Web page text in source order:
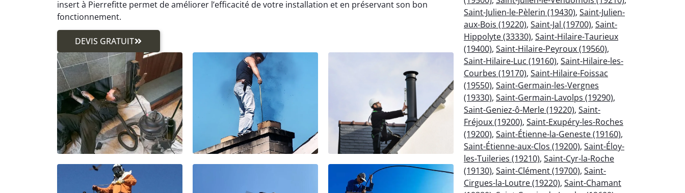
insert à Pierrefitte permet de améliorer l’efficacité de votre installation et en préservant son bon
fonctionnement.
DEVIS GRATUIT
Saint-Julien-le-Pèlerin (19430), Saint-Julien-
aux-Bois (19220), Saint-Jal (19700), Saint-
Hippolyte (33330), Saint-Hilaire-Taurieux
(19400), Saint-Hilaire-Peyroux (19560),
Saint-Hilaire-Luc (19160), Saint-Hilaire-les-
Courbes (19170), Saint-Hilaire-Foissac
(19550), Saint-Germain-les-Vergnes
(19330), Saint-Germain-Lavolps (19290),
Saint-Geniez-ô-Merle (19220), Saint-
Fréjoux (19200), Saint-Exupéry-les-Roches
(19200), Saint-Étienne-la-Geneste (19160),
Saint-Étienne-aux-Clos (19200), Saint-Éloy-
les-Tuileries (19210), Saint-Cyr-la-Roche
(19130), Saint-Clément (19700), Saint-
Cirgues-la-Loutre (19220), Saint-Chamant